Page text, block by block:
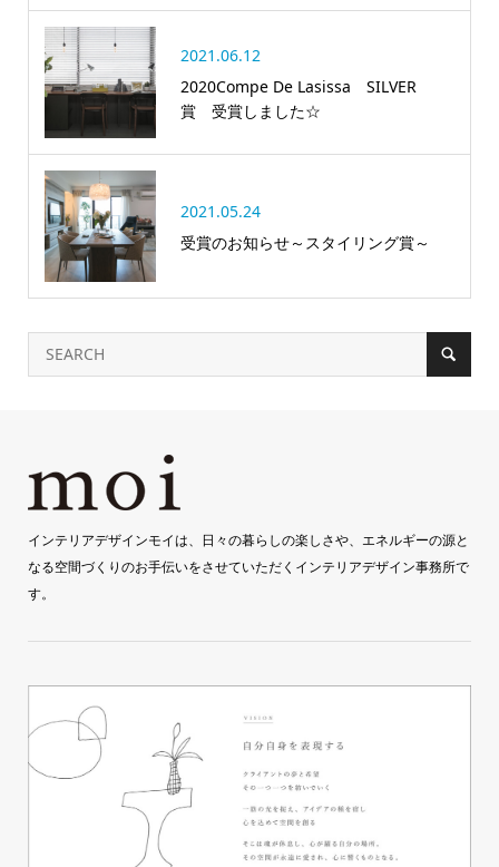
2021.06.12
2020Compe De Lasissa SILVER
賞 受賞しました☆
2021.05.24
受賞のお知らせ～スタイリング賞～
インテリアデザインモイは、日々の暮らしの楽しさや、エネルギーの源と
なる空間づくりのお手伝いをさせていただくインテリアデザイン事務所で
す。